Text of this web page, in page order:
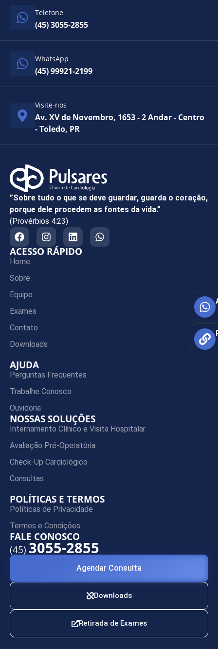
Telefone
(45) 3055-2855
WhatsApp
(45) 99921-2199
Visite-nos
Av. XV de Novembro, 1653 - 2 Andar - Centro
- Toledo, PR
”Sobre tudo o que se deve guardar, guarda o coração,
porque dele procedem as fontes da vida.”
(Provérbios 4:23)
ACESSO RÁPIDO
Home
Sobre
Equipe
Exames
Contato
Downloads
AJUDA
Perguntas Frequentes
Trabalhe Conosco
Ouvidoria
NOSSAS SOLUÇÕES
Internamento Clínico e Visita Hospitalar
Avaliação Pré-Operatória
Check-Up Cardiológico
Consultas
POLÍTICAS E TERMOS
Políticas de Privacidade
Termos e Condições
FALE CONOSCO
(45) 3055-2855
Agendar Consulta
Downloads
Retirada de Exames